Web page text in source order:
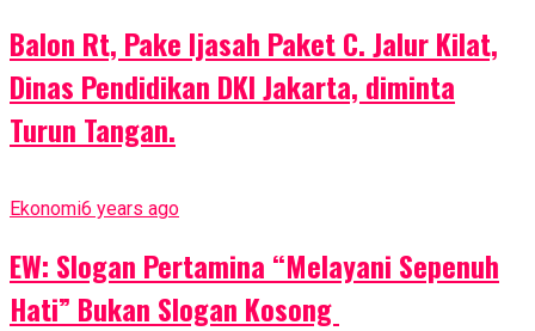
Balon Rt, Pake Ijasah Paket C. Jalur Kilat,
Dinas Pendidikan DKI Jakarta, diminta
Turun Tangan.
Ekonomi6 years ago
EW: Slogan Pertamina “Melayani Sepenuh
Hati” Bukan Slogan Kosong